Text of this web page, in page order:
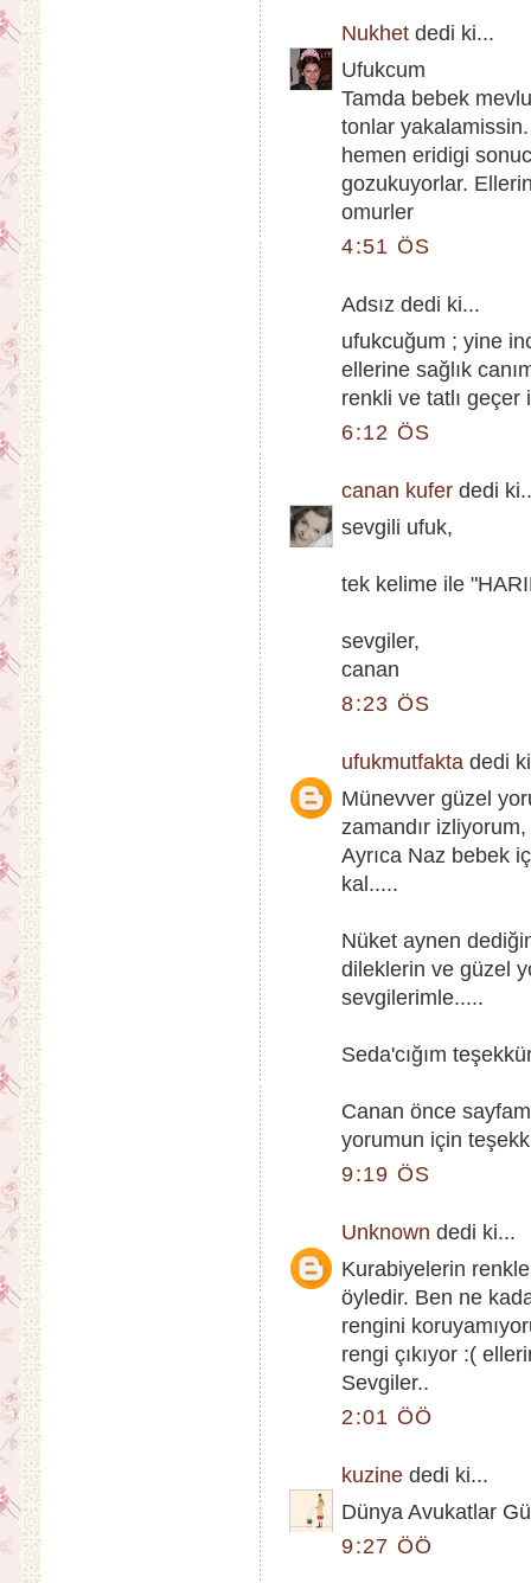
Nukhet dedi ki...
Ufukcum
Tamda bebek
tonlar
hemen eridigi
gozukuyorlar.
omurler
4:51 ÖS
Adsız dedi ki...
ufukcuğum ; yine
ellerine sağlık
renkli ve tatlı geçer
6:12 ÖS
canan kufer dedi
sevgili ufuk,
tek kelime ile
sevgiler,
canan
8:23 ÖS
ufukmutfakta dedi
Münevver güzel
zamandır
Ayrıca Naz bebek
kal.....
Nüket aynen
dileklerin ve güzel
sevgilerimle.....
Seda'cığım
Canan önce
yorumun için
9:19 ÖS
Unknown dedi ki...
Kurabiyelerin
öyledir. Ben ne
rengini
rengi çıkıyor :(
Sevgiler..
2:01 ÖÖ
kuzine dedi ki...
Dünya Avukatlar
9:27 ÖÖ